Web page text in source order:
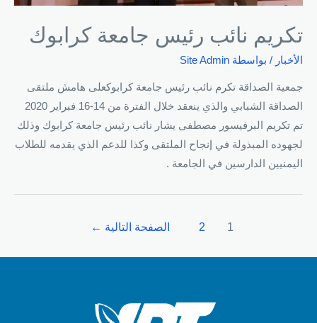
تكريم نائب رئيس جامعة كرابوك
الأخبار / بواسطة Site Admin
جمعية الصداقة تكرم نائب رئيس جامعة كرابوكعلى هامش ملتقى
الصداقة الشبابي والذي ينعقد خلال الفترة من 14-16 فبراير 2020
تم تكريم البرفيسور مصطفى يشار نائب رئيس جامعة كرابوك وذلك
لجهوده المبذولة في إنجاح الملتقى وكذا للدعم الذي يقدمه للطلاب
اليمنيين الدارسين في الجامعة .
1
2 الصفحة التالية ←